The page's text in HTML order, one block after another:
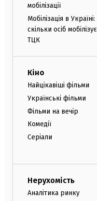
мобілізації
Мобілізація в Україні:
скільки осіб мобілізує
ТЦК
Кіно
Найцікавіші фільми
Українські фільми
Фільми на вечір
Комедії
Серіали
Нерухомість
Аналітика ринку